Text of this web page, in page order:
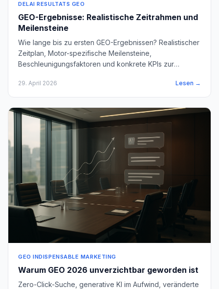
DELAI RESULTATS GEO
GEO-Ergebnisse: Realistische Zeitrahmen und
Meilensteine
Wie lange bis zu ersten GEO-Ergebnissen? Realistischer
Zeitplan, Motor-spezifische Meilensteine,
Beschleunigungsfaktoren und konkrete KPIs zur
29. April 2026 Lesen →
GEO INDISPENSABLE MARKETING
Warum GEO 2026 unverzichtbar geworden ist
Zero-Click-Suche, generative KI im Aufwind, veränderte